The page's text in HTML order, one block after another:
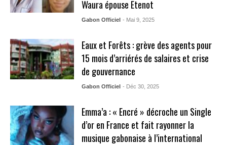
Waura épouse Etenot
Gabon Officiel - Mai 9, 2025
Eaux et Forêts : grève des agents pour
15 mois d’arriérés de salaires et crise
de gouvernance
Gabon Officiel - Déc 30, 2025
Emma’a : « Encré » décroche un Single
d’or en France et fait rayonner la
musique gabonaise à l’international